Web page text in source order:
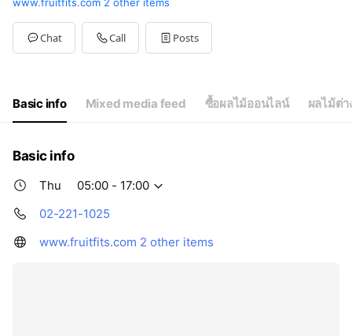
Sun05:00 - 17:00
Mon05:00 - 17:00
Tue05:00 - 17:00
Wed05:00 - 17:
05:00 - 17:00
Chat Call Posts
Basic info Mixed media feed ซื้อผลไม้ออนไลน์ ผลไม้ต่า
Basic info
Thu
05:00 - 17:00
02-221-1025
www.fruitfits.com 2 other items